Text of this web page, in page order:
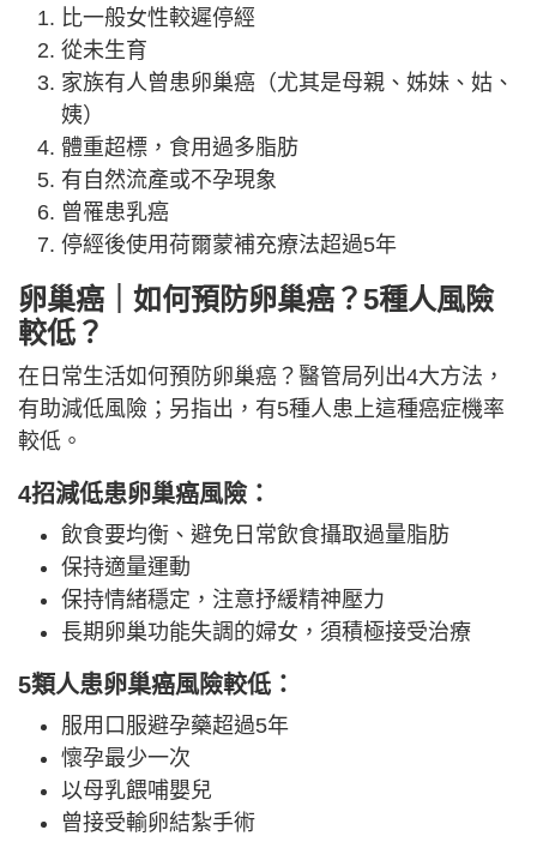
比一般女性較遲停經
從未生育
家族有人曾患卵巢癌（尤其是母親、姊妹、姑、
姨）
體重超標，食用過多脂肪
有自然流產或不孕現象
曾罹患乳癌
停經後使用荷爾蒙補充療法超過5年
卵巢癌｜如何預防卵巢癌？5種人風險
較低？
在日常生活如何預防卵巢癌？醫管局列出4大方法，
有助減低風險；另指出，有5種人患上這種癌症機率
較低。
4招減低患卵巢癌風險：
飲食要均衡、避免日常飲食攝取過量脂肪
保持適量運動
保持情緒穩定，注意抒緩精神壓力
長期卵巢功能失調的婦女，須積極接受治療
5類人患卵巢癌風險較低：
服用口服避孕藥超過5年
懷孕最少一次
以母乳餵哺嬰兒
曾接受輸卵結紮手術